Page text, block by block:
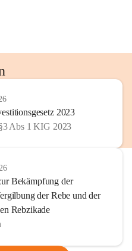
2023
Abs 1 KIG 2023
Bekämpfung der
der Rebe und der
Rebzikade